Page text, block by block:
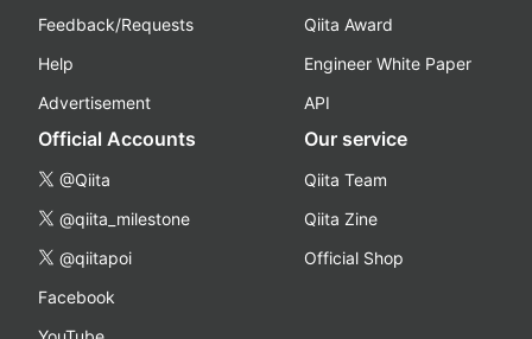
Feedback/Requests
Help
Advertisement
Qiita Award
Engineer White Paper
API
Official Accounts
@Qiita
@qiita_milestone
@qiitapoi
Facebook
Our service
Qiita Team
Qiita Zine
Official Shop